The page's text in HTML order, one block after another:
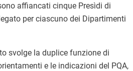
affiancati cinque Presìdi di
per ciascuno dei Dipartimenti
svolge la duplice funzione di
e le indicazioni del PQA,